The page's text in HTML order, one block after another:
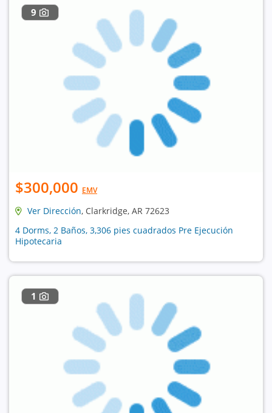
9
$300,000 EMV
Ver Dirección, Clarkridge, AR 72623
4 Dorms, 2 Baños, 3,306 pies cuadrados Pre Ejecución
Hipotecaria
1